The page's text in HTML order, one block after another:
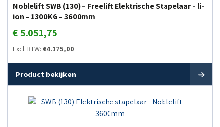
Noblelift SWB (130) – Freelift Elektrische Stapelaar – li-
ion – 1300KG – 3600mm
€ 5.051,75
Excl. BTW: €4.175,00
Product bekijken